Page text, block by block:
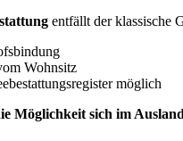
entfällt der klassische
Wohnsitz
möglich
Möglichkeit sich im